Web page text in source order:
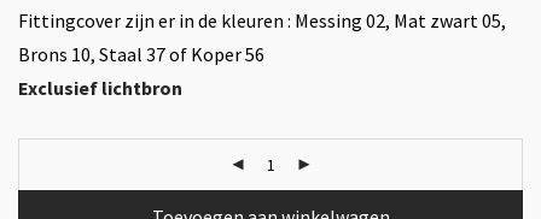
Fittingcover zijn er in de kleuren : Messing 02, Mat zwart 05,
Brons 10, Staal 37 of Koper 56
Exclusief lichtbron